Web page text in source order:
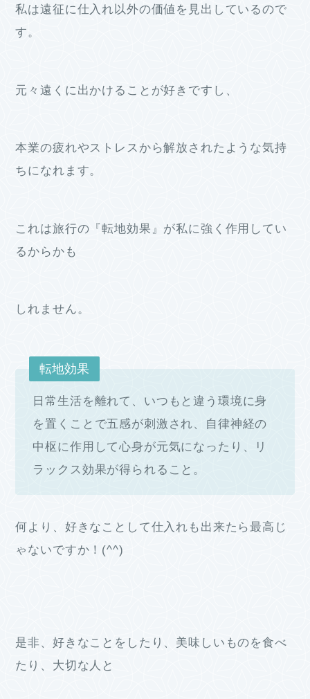
私は遠征に仕入れ以外の価値を見出しているので
す。
元々遠くに出かけることが好きですし、
本業の疲れやストレスから解放されたような気持
ちになれます。
これは旅行の『転地効果』が私に強く作用してい
るからかも
しれません。
転地効果
日常生活を離れて、いつもと違う環境に身
を置くことで五感が刺激され、自律神経の
中枢に作用して心身が元気になったり、リ
ラックス効果が得られること。
何より、好きなことして仕入れも出来たら最高じ
ゃないですか！(^^)
是非、好きなことをしたり、美味しいものを食べ
たり、大切な人と